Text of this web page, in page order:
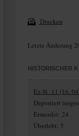
Drucken
Letzte Änderung
HISTORISCHER
Ez-St_11 (16.
Deportiert
Ermordet: 24
Überlebt: 5